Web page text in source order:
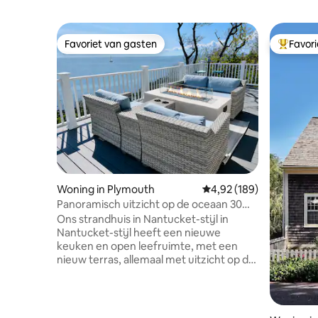
Favoriet van gasten
Favoriet van gasten
Woning in Plymouth Gemiddelde
4,92 (189)
Panoramisch uitzicht op de oceaan 30
meter boven Cape Cod Bay
Ons strandhuis in Nantucket-stijl in
Nantucket-stijl heeft een nieuwe
keuken en open leefruimte, met een
nieuw terras, allemaal met uitzicht op de